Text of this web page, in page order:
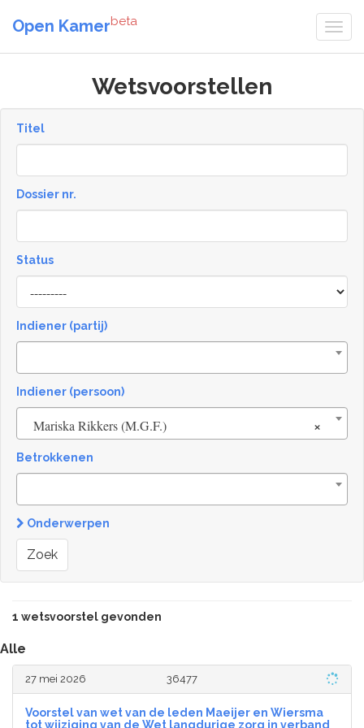
Open Kamerbeta
Wetsvoorstellen
Titel
Dossier nr.
Status
Status
Indiener (partij)
Indiener (persoon)
×
Mariska Rikkers (M.G.F.)
Betrokkenen
Onderwerpen
Zoek
1 wetsvoorstel gevonden
Alle
27 mei 2026 36477
Voorstel van wet van de leden Maeijer en Wiersma
tot wijziging van de Wet langdurige zorg in verband